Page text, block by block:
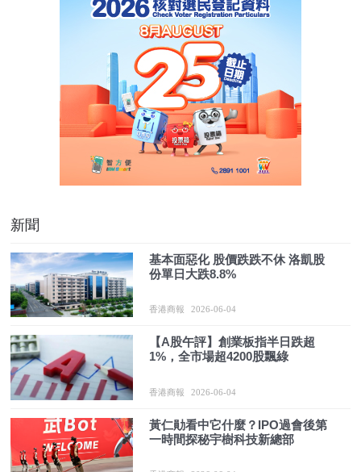
新聞
基本面惡化 股價跌跌不休 洛凱股
份單日大跌8.8%
香港商報 2026-06-04
【A股午評】創業板指半日跌超
1%，全市場超4200股飄綠
香港商報 2026-06-04
黃仁勛看中它什麼？IPO過會後第
一時間探秘宇樹科技新總部